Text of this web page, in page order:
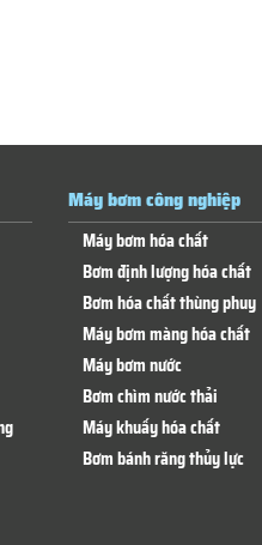
Máy bơm công nghiệp
Máy bơm hóa chất
Bơm định lượng hóa chất
Bơm hóa chất thùng phuy
Máy bơm màng hóa chất
Máy bơm nước
Bơm chìm nước thải
Máy khuấy hóa chất
Bơm bánh răng thủy lực